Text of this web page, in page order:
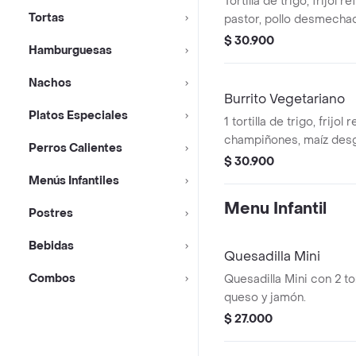
Tortas
Hamburguesas
Nachos
Platos Especiales
Perros Calientes
Menús Infantiles
Postres
Bebidas
Combos
pastor, pollo
de gallo y guacamole.
$ 30.900
Burrito Vegetariano
1 tortilla de trigo, frijol
champiñones, maíz
lechuga, pico de gallo y
$ 30.900
Menu Infantil
Quesadilla Mini
Quesadilla Mini con 2
queso y jamón.
$ 27.000